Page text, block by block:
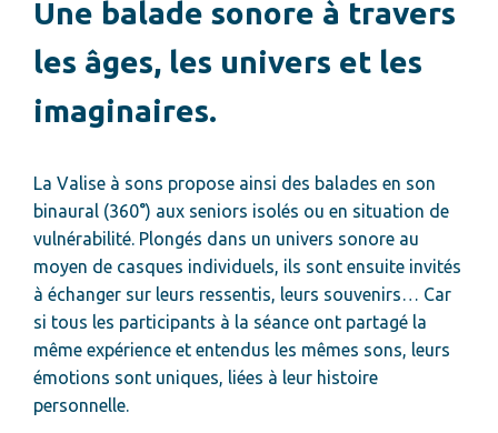
Une balade sonore à travers
les âges, les univers et les
imaginaires.
La Valise à sons propose ainsi des balades en son
binaural (360°) aux seniors isolés ou en situation de
vulnérabilité. Plongés dans un univers sonore au
moyen de casques individuels, ils sont ensuite invités
à échanger sur leurs ressentis, leurs souvenirs… Car
si tous les participants à la séance ont partagé la
même expérience et entendus les mêmes sons, leurs
émotions sont uniques, liées à leur histoire
personnelle.